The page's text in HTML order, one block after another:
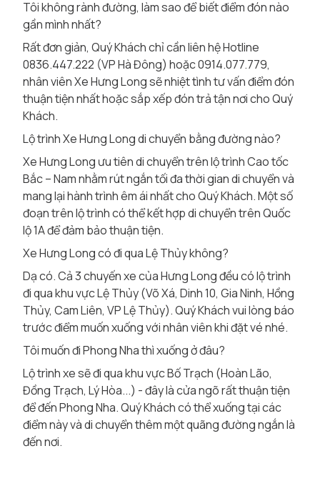
Tôi không rành đường, làm sao để biết điểm đón nào
gần mình nhất?
Rất đơn giản, Quý Khách chỉ cần liên hệ Hotline
0836.447.222 (VP Hà Đông) hoặc 0914.077.779,
nhân viên Xe Hưng Long sẽ nhiệt tình tư vấn điểm đón
thuận tiện nhất hoặc sắp xếp đón trả tận nơi cho Quý
Khách.
Lộ trình Xe Hưng Long di chuyển bằng đường nào?
Xe Hưng Long ưu tiên di chuyển trên lộ trình Cao tốc
Bắc – Nam nhằm rút ngắn tối đa thời gian di chuyển và
mang lại hành trình êm ái nhất cho Quý Khách. Một số
đoạn trên lộ trình có thể kết hợp di chuyển trên Quốc
lộ 1A để đảm bảo thuận tiện.
Xe Hưng Long có đi qua Lệ Thủy không?
Dạ có. Cả 3 chuyến xe của Hưng Long đều có lộ trình
đi qua khu vực Lệ Thủy (Võ Xá, Dinh 10, Gia Ninh, Hồng
Thủy, Cam Liên, VP Lệ Thủy). Quý Khách vui lòng báo
trước điểm muốn xuống với nhân viên khi đặt vé nhé.
Tôi muốn đi Phong Nha thì xuống ở đâu?
Lộ trình xe sẽ đi qua khu vực Bố Trạch (Hoàn Lão,
Đồng Trạch, Lý Hòa...) - đây là cửa ngõ rất thuận tiện
để đến Phong Nha. Quý Khách có thể xuống tại các
điểm này và di chuyển thêm một quãng đường ngắn là
đến nơi.